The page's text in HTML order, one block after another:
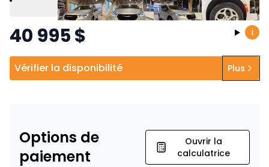
40 995$ i
Vérifier la disponibilité Plus
Options de
paiement
Ouvrir la
calculatrice